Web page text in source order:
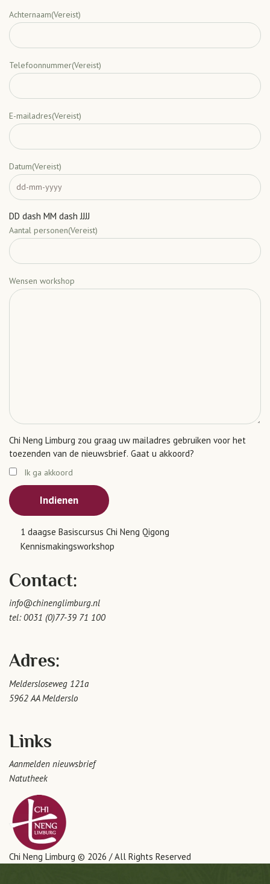
Achternaam(Vereist)
Telefoonnummer(Vereist)
E-mailadres(Vereist)
Datum(Vereist)
DD dash MM dash JJJJ
Aantal personen(Vereist)
Wensen workshop
Chi Neng Limburg zou graag uw mailadres gebruiken voor het
toezenden van de nieuwsbrief. Gaat u akkoord?
Ik ga akkoord
Indienen
1 daagse Basiscursus Chi Neng Qigong
Kennismakingsworkshop
Contact:
info@chinenglimburg.nl
tel:0031 (0)77-39 71 100
Adres:
Meldersloseweg 121a
5962 AA Melderslo
Links
Aanmelden nieuwsbrief
Natutheek
Chi Neng Limburg © 2026 / All Rights Reserved